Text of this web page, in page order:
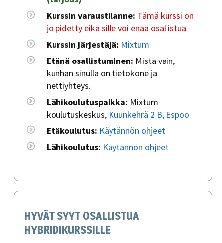
Kurssin varaustilanne: Tämä kurssi on
jo pidetty eikä sille voi enää osallistua
Kurssin järjestäjä: Mixtum
Etänä osallistuminen: Mistä vain,
kunhan sinulla on tietokone ja
nettiyhteys.
Lähikoulutuspaikka: Mixtum
koulutuskeskus, Kuunkehrä 2 B, Espoo
Etäkoulutus: Käytännön ohjeet
Lähikoulutus: Käytännön ohjeet
HYVÄT SYYT OSALLISTUA
HYBRIDIKURSSILLE